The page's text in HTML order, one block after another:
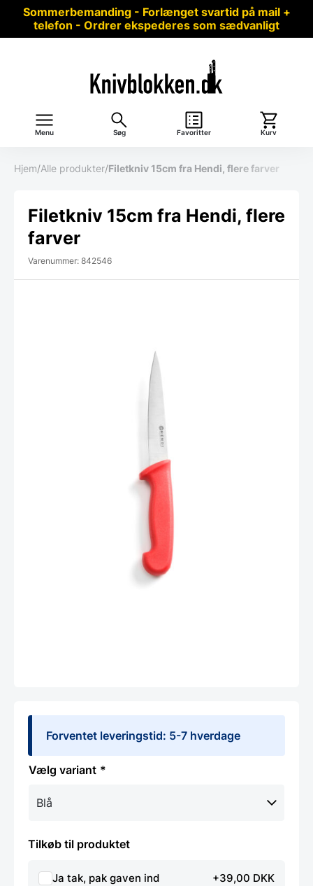
Sommerbemanding - Forlænget svartid på mail +
telefon - Ordrer ekspederes som sædvanligt
Menu Søg Favoritter Kurv
Hjem/Alle produkter/Filetkniv 15cm fra Hendi, flere farver
Filetkniv 15cm fra Hendi, flere
farver
Varenummer: 842546
Forventet leveringstid: 5-7 hverdage
variant
Tilkøb til produktet
Ja tak, pak gaven ind +39,00 DKK